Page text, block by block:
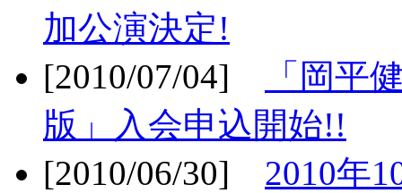
加公演決定!
[2010/07/04]
「岡平
版」入会申込開始!!
[2010/06/30] 2010年